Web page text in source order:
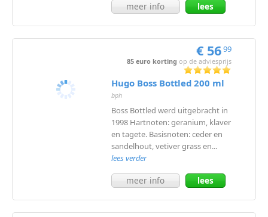
meer info
lees
€ 5699
85 euro korting op de adviesprijs
Hugo Boss Bottled 200 ml
bph
Boss Bottled werd uitgebracht in
1998 Hartnoten: geranium, klaver
en tagete. Basisnoten: ceder en
sandelhout, vetiver grass en...
lees verder
meer info
lees